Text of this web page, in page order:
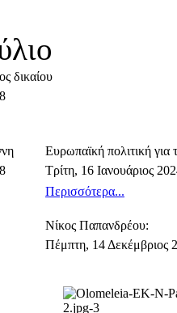
δικαίου
Ευρωπαϊκή πολιτική για
Τρίτη, 16 Ιανουάριος
Περισσότερα...
Νίκος Παπανδρέου:
Πέμπτη, 14 Δεκέμβριος